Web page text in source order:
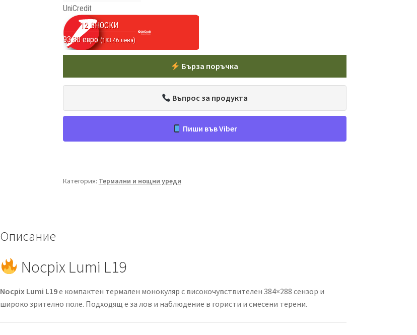
UniCredit
12 ВНОСКИ
93.80 евро (183.46 лева)
Бърза поръчка
Въпрос за продукта
Пиши във Viber
Категория: Термални и нощни уреди
Описание
Nocpix Lumi L19
Nocpix Lumi L19е компактен термален монокуляр с високочувствителен 384×288 сензор и
широко зрително поле. Подходящ е за лов и наблюдение в гористи и смесени терени.